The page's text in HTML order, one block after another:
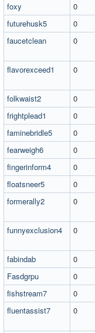
foxy
0
futurehusk5
0
faucetclean
0
flavorexceed1
0
folkwaist2
0
frightplead1
0
faminebridle5
0
fearweigh6
0
fingerinform4
0
floatsneer5
0
formerally2
0
funnyexclusion4
0
fabindab
0
Fasdgrpu
0
fishstream7
0
fluentassist7
0